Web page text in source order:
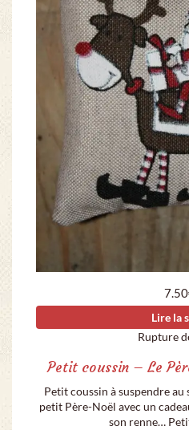
7.50
Lire la
Rupture
Petit coussin – Le
Petit coussin à suspendre
petit Père-Noël avec un
son renne…